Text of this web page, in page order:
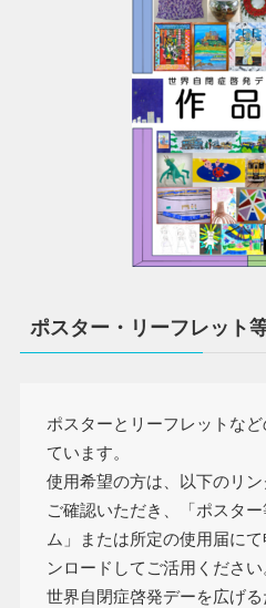
ポスター・リーフレット
ポスターとリーフレットな
ています。
使用希望の方は、以下のリ
ご確認いただき、「ポスタ
ム」または所定の使用届に
ンロードしてご活用ください
世界自閉症啓発デーを広げ